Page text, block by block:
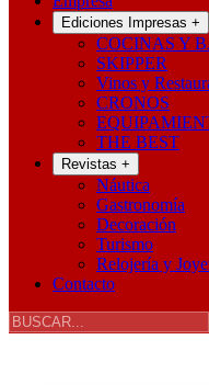
Ediciones Impresas +
COCINAS Y
SKIPPER
Vinos y
CRONOS
THE BEST
Revistas +
Náutica
Gastronomía
Decoración
Turismo
Relojería y
Contacto